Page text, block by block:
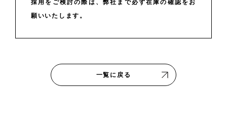
採用をご検討の際は、弊社まで必ず在庫の確認をお
願いいたします。
一覧に戻る